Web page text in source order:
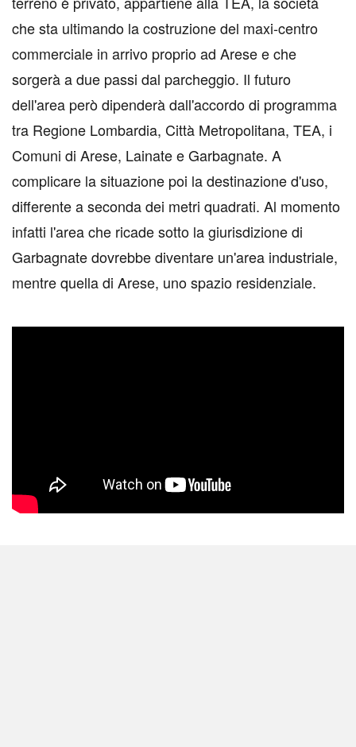
che sta ultimando la costruzione del maxi-centro
commerciale in arrivo proprio ad Arese e che
sorgerà a due passi dal parcheggio. Il futuro
dell'area però dipenderà dall'accordo di programma
tra Regione Lombardia, Città Metropolitana, TEA, i
Comuni di Arese, Lainate e Garbagnate. A
complicare la situazione poi la destinazione d'uso,
differente a seconda dei metri quadrati. Al momento
infatti l'area che ricade sotto la giurisdizione di
Garbagnate dovrebbe diventare un'area industriale,
mentre quella di Arese, uno spazio residenziale.